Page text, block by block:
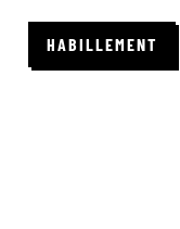
HABILLEMENT